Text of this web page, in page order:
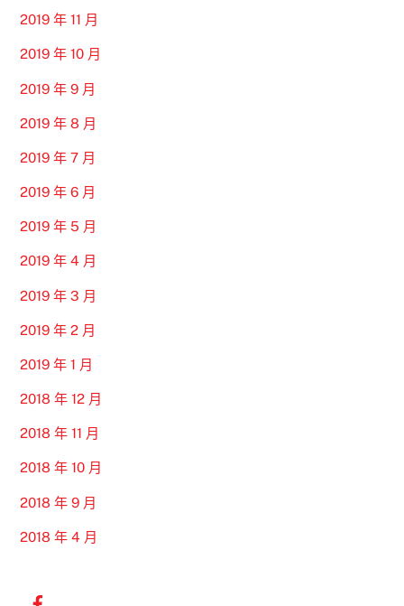
2019 年 11 月
2019 年 10 月
2019 年 9 月
2019 年 8 月
2019 年 7 月
2019 年 6 月
2019 年 5 月
2019 年 4 月
2019 年 3 月
2019 年 2 月
2019 年 1 月
2018 年 12 月
2018 年 11 月
2018 年 10 月
2018 年 9 月
2018 年 4 月